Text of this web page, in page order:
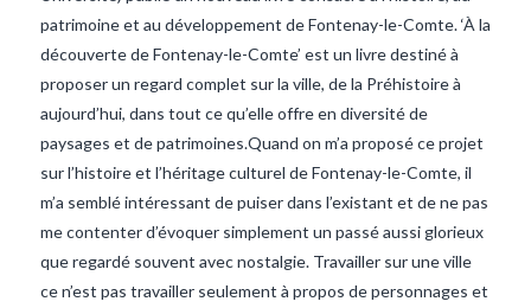
patrimoine et au développement de Fontenay-le-Comte. ‘À la
découverte de Fontenay-le-Comte’ est un livre destiné à
proposer un regard complet sur la ville, de la Préhistoire à
aujourd’hui, dans tout ce qu’elle offre en diversité de
paysages et de patrimoines.Quand on m’a proposé ce projet
sur l’histoire et l’héritage culturel de Fontenay-le-Comte, il
m’a semblé intéressant de puiser dans l’existant et de ne pas
me contenter d’évoquer simplement un passé aussi glorieux
que regardé souvent avec nostalgie. Travailler sur une ville
ce n’est pas travailler seulement à propos de personnages et